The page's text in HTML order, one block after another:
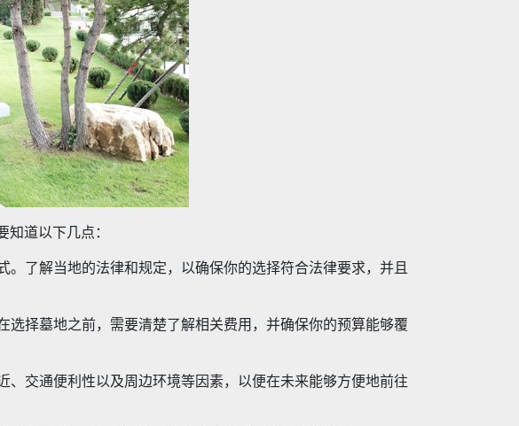
道以下几点：
了解当地的法律和规定，以确保你的选择符合法律要求，并且
择墓地之前，需要清楚了解相关费用，并确保你的预算能够覆
交通便利性以及周边环境等因素，以便在未来能够方便地前往